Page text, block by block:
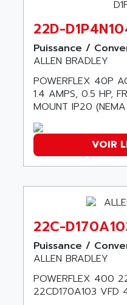
SINUMERIK 800
SINUMERIK 810
PREMIUM
PREVENTA
TWIDO
NANO
PCMCIA CARD
SIMATIC S7-300
TDM
TVM
KVR
TVD
SERVO DRIVE
ACTIA
ACTIOMTECH
ACTION PAK
ACTIVA MULLER
ACTIVE HUB
ACTRONIC
ACU-RITE
ACX ADAP TORR
ADAC
ADAFRUIT
ADAM
ADAMCZEWSKI
ADAMEL
22D-
Puissance /
ALLEN BRADLEY
POWERFLEX 40P
1.4 AMPS, 0.5 HP,
MOUNT IP20 (NEMA
VOIR
22C-
Puissance /
ALLEN BRADLEY
POWERFLEX 400
22CD170A103 VFD